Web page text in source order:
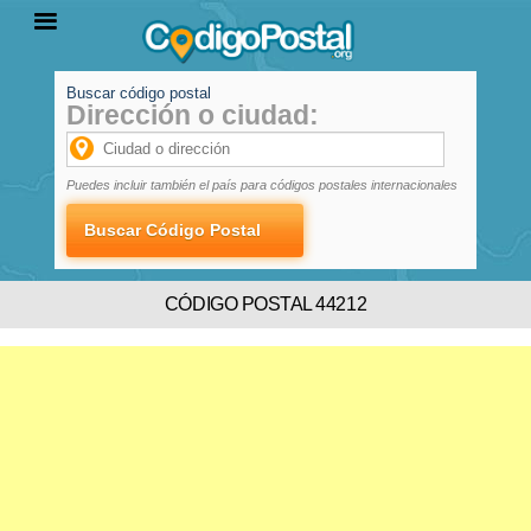
PROVINCIAS
LOCALIDADES
Buscar código postal
Dirección o ciudad:
Puedes incluir también el país para códigos postales internacionales
CÓDIGO POSTAL 44212